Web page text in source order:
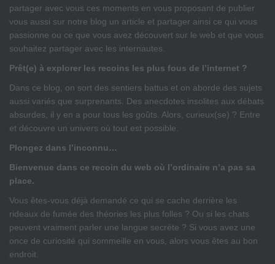
partager avec vous ces moments en vous proposant de publier
vous aussi sur notre blog un article et partager ainsi ce qui vous
passionne ou ce que vous avez découvert sur le web et que vous
souhaitez partager avec les internautes.
Prêt(e) à explorer les recoins les plus fous de l’internet ?
Dans ce blog, on sort des sentiers battus et on aborde des sujets
aussi variés que surprenants. Des anecdotes insolites aux débats
absurdes, il y en a pour tous les goûts. Alors, curieux(se) ? Entre
et découvre un univers où tout est possible.
Plongez dans l’inconnu…
Bienvenue dans ce recoin du web où l’ordinaire n’a pas sa
place.
Vous êtes-vous déjà demandé ce qui se cache derrière les
rideaux de fumée des théories les plus folles ? Ou si les chats
peuvent vraiment parler une langue secrète ? Si vous avez une
once de curiosité qui sommeille en vous, alors vous êtes au bon
endroit.